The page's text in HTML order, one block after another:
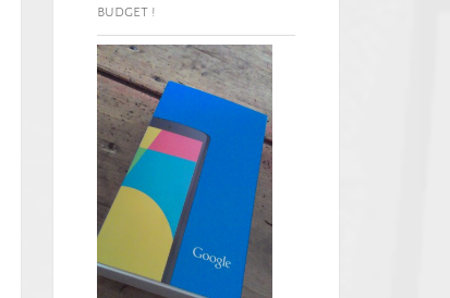
budget !